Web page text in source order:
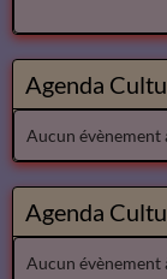
Agenda
Aucun évènement
Agenda
Aucun évènement